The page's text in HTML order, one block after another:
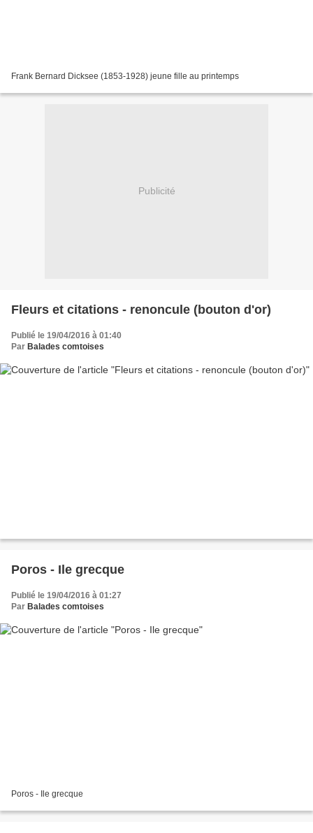
Frank Bernard Dicksee (1853-1928) jeune fille au printemps
Publicité
Fleurs et citations - renoncule (bouton d'or)
Publié le 19/04/2016 à 01:40
Par Balades comtoises
Poros - Ile grecque
Publié le 19/04/2016 à 01:27
Par Balades comtoises
Poros - Ile grecque